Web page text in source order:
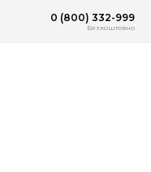
0 (800) 332-999
Безкоштовно